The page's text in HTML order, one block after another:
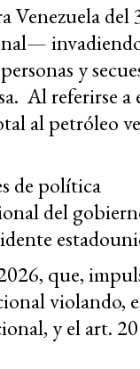
Venezuela del
y
Al referirse a
al petróleo
de política
del
que,
violando,
y el art.